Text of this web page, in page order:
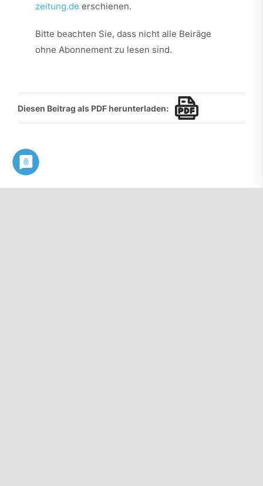
zeitung.de erschienen.
Bitte beachten Sie, dass nicht alle Beiräge
ohne Abonnement zu lesen sind.
Diesen Beitrag als PDF herunterladen: